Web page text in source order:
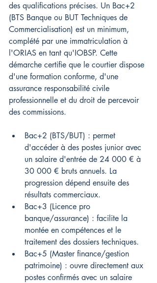
des qualifications précises. Un Bac+2
(BTS Banque ou BUT Techniques de
Commercialisation) est un minimum,
complété par une immatriculation à
l'ORIAS en tant qu'IOBSP. Cette
démarche certifie que le courtier dispose
d'une formation conforme, d'une
assurance responsabilité civile
professionnelle et du droit de percevoir
des commissions.
Bac+2 (BTS/BUT) : permet
d'accéder à des postes junior avec
un salaire d'entrée de 24 000 € à
30 000 € bruts annuels. La
progression dépend ensuite des
résultats commerciaux.
Bac+3 (Licence pro
banque/assurance) : facilite la
montée en compétences et le
traitement des dossiers techniques.
Bac+5 (Master finance/gestion
patrimoine) : ouvre directement aux
postes confirmés avec un salaire